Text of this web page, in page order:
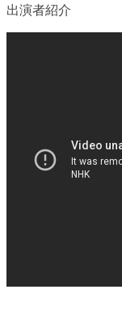
出演者紹介